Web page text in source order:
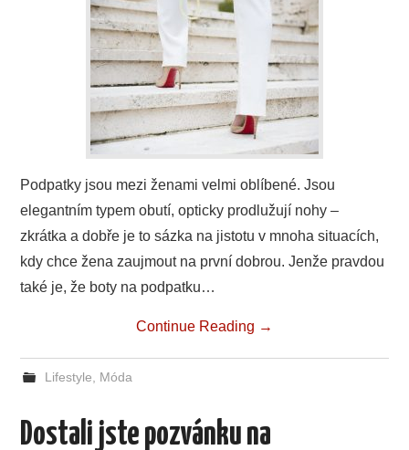
Podpatky jsou mezi ženami velmi oblíbené. Jsou
elegantním typem obutí, opticky prodlužují nohy –
zkrátka a dobře je to sázka na jistotu v mnoha situacích,
kdy chce žena zaujmout na první dobrou. Jenže pravdou
také je, že boty na podpatku…
Continue Reading →
Lifestyle Móda
Dostali jste pozvánku na